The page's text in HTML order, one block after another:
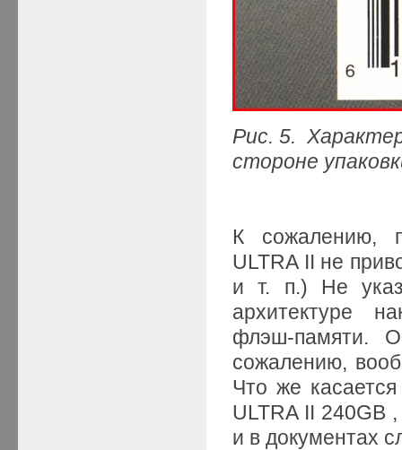
Рис. 5.
стороне
К сожалению,
ULTRA II не
и т. п.) Не
архитектуре
флэш-памяти. О
сожалению,
Что же
ULTRA II 240GB
и в документах